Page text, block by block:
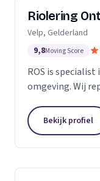
Riolering
Velp, Gelderland
9,8Moving Score
ROS is
omgeving. Wij
rioolherstel
Bekijk profiel